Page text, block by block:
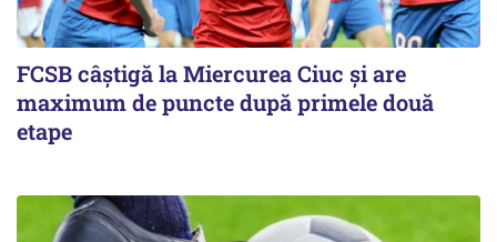
FCSB câştigă la Miercurea Ciuc şi are
maximum de puncte după primele două
etape